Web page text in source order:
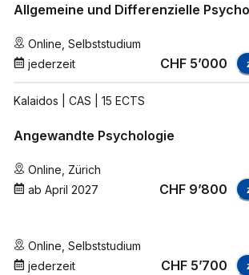
Allgemeine und Differenzielle
Online Selbststudium
jederzeit
CHF 5’000
Kalaidos | CAS | 15 ECTS
Angewandte Psychologie
Online Zürich
ab April 2027 CHF 9’800
Online Selbststudium
jederzeit
CHF 5’700